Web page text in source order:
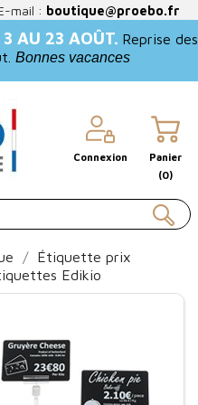
mail : boutique@proebo.fr
3 AU 23 AOÛT. Reprise des
Bonnes vacances
Connexion
Panier
(0)
Étiquette prix
Edikio